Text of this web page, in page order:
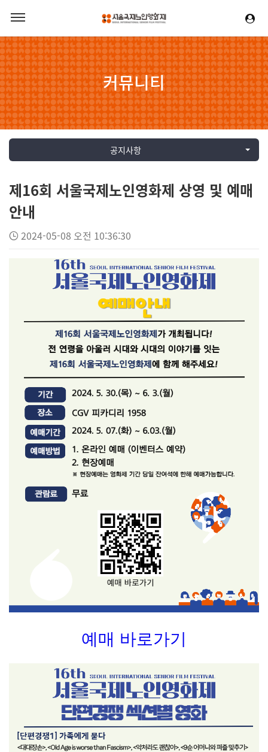
커뮤니티
공지사항
제16회 서울국제노인영화제 상영 및 예매
안내
2024-05-08 오전 10:36:30
예매 바로가기